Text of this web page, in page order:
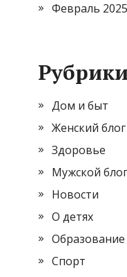
Февраль 2025
Рубрики
Дом и быт
Женский блог
Здоровье
Мужской блог
Новости
О детях
Образование
Спорт